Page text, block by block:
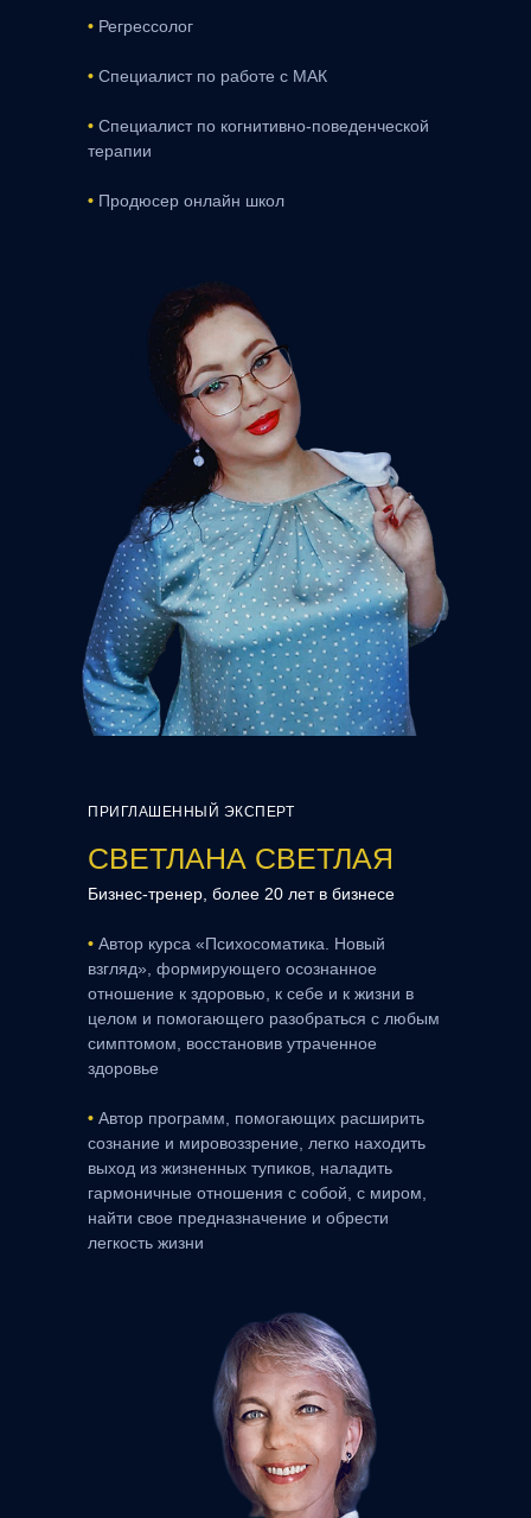
• Регрессолог
• Специалист по работе с МАК
• Специалист по когнитивно-поведенческой
терапии
• Продюсер онлайн школ
ПРИГЛАШЕННЫЙ ЭКСПЕРТ
СВЕТЛАНА СВЕТЛАЯ
Бизнес-тренер, более 20 лет в бизнесе
• Автор курса «Психосоматика. Новый
взгляд», формирующего осознанное
отношение к здоровью, к себе и к жизни в
целом и помогающего разобраться с любым
симптомом, восстановив утраченное
здоровье
• Автор программ, помогающих расширить
сознание и мировоззрение, легко находить
выход из жизненных тупиков, наладить
гармоничные отношения с собой, с миром,
найти свое предназначение и обрести
легкость жизни